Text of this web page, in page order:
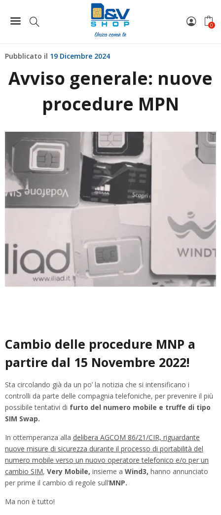
0
Avviso generale: nuove procedure MPN
Pubblicato il 19 Dicembre 2024
Avviso generale: nuove
procedure MPN
Cambio delle procedure MNP a
partire dal 15 Novembre 2022!
Sta circolando già da un po’ la notizia che si intensificano i
controlli da parte delle compagnia telefoniche, per prevenire il più
possibile tentativi di furto del numero mobile e truffe di tipo
SIM Swap.
In ottemperanza alla delibera AGCOM 86/21/CIR, riguardante
nuove misure di sicurezza durante il processo di portabilità del
numero mobile verso un nuovo operatore telefonico e/o per un
cambio SIM, Very Mobile, insieme a Wind3, hanno annunciato
per prime il cambio di regole sull’MNP.
Ma non è tutto!